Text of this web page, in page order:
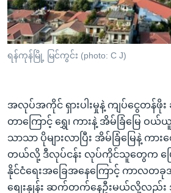
စာမျက်နှာ
သို့
ကျော်
ကြည့်
ရန်
နေရာ
သို့
ကျော်
ရန်
ဗွီအိုအေ လူမှုကွန်ယက်များ
ရန်ကုန်မြို့ မြင်ကွင်း (photo: C J)
အလုပ်အကိုင် ရှားပါးမှုနဲ့ ကျပ်ငွေတန်ဖိုး
တာကြောင့် ရွှေ၊ ကားနဲ့ အိမ်ခြံမြေ
သာသာ ပိုများလာပြီး အိမ်ခြံမြေနဲ့ က
တယ်လို့ ဒီလုပ်ငန်း လုပ်ကိုင်သူတွေက ပြ
နိုင်ငံရေးအခြေအနေကြောင့် ကာလတ
စျေးနှုန်း ဆက်တက်နေဦးမယ်လို့လည်း အ